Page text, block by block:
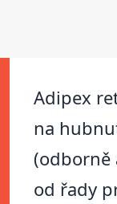
Adipex
na
(odborně
od řady